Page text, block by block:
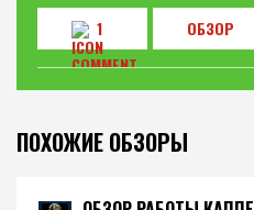
1
ОБЗОР
ПОХОЖИЕ ОБЗОРЫ